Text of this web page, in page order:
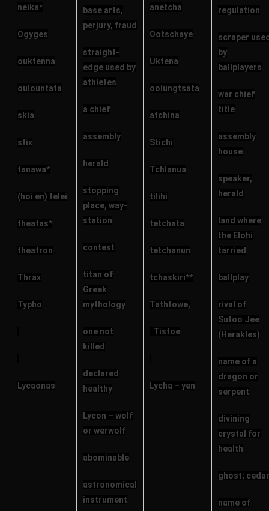
neika*
Ogyges
ouktenna
oulountata
skia
stix
tanawa*
(hoi en) telei
theatas*
theatron
Thrax
Typho
Lycaonas
base arts,
perjury, fraud
straight-
edge used by
athletes
a chief
assembly
herald
stopping
place, way-
station
contest
titan of
Greek
mythology
one not
killed
declared
healthy
Lycon – wolf
or werwolf
abominable
astronomical
instrument
anetcha
Ootschaye
Uktena
oolungtsata
atchina
Stichi
Tchlanua
tilihi
tetchata
tetchanun
tchaskiri**
Tathtowe,
Tistoe
Lycha – yen
regulation
scraper
by
ballplayers
war chief
title
assembly
house
speaker,
herald
land where
the Elohi
tarried
ballplay
rival of
Sutoo Jee
(Herakles)
name of a
dragon or
serpent
divining
crystal for
health
ghost; cedar
name of